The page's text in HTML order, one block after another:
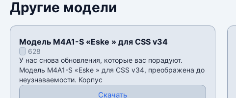
Другие модели
Модель M4A1-S «Eske » для CSS v34
628
У нас снова обновления, которые вас порадуют.
Модель M4A1-S «Eske » для CSS v34, преображена до
неузнаваемости. Корпус
Скачать